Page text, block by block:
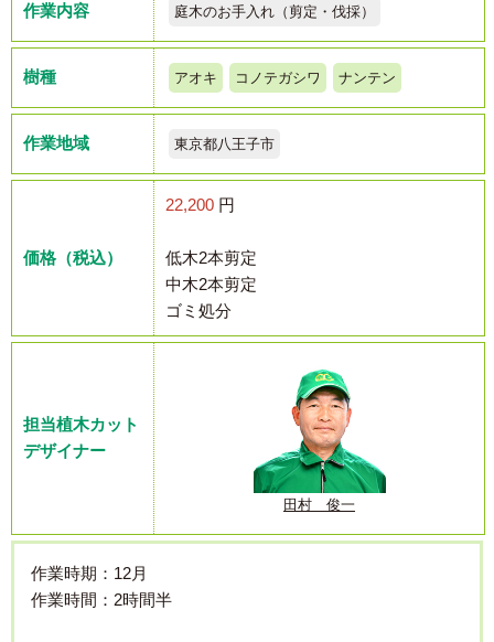
作業内容 庭木のお手入れ（剪定・伐採）
樹種 アオキ コノテガシワ ナンテン
作業地域 東京都八王子市
価格（税込）
22,200 円
低木2本剪定
中木2本剪定
ゴミ処分
担当植木カット
デザイナー
田村 俊一
作業時期：12月
作業時間：2時間半